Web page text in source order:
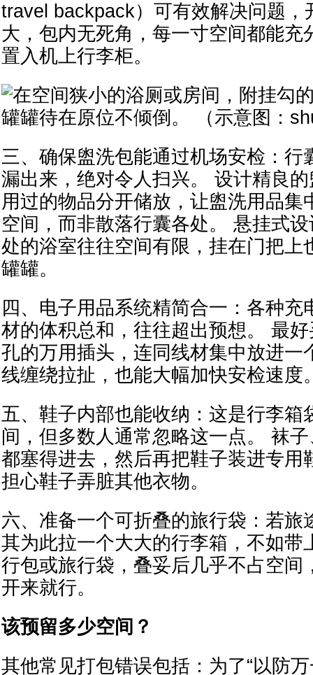
travel backpack）可有效解决问题，
大，包内无死角，每一寸空间都能充
置入机上行李柜。
三、确保盥洗包能通过机场安检：行
漏出来，绝对令人扫兴。 设计精良
用过的物品分开储放，让盥洗用品集
空间，而非散落行囊各处。 悬挂式
处的浴室往往空间有限，挂在门把上
罐罐。
四、电子用品系统精简合一：各种充
材的体积总和，往往超出预想。 最
孔的万用插头，连同线材集中放进一
线缠绕拉扯，也能大幅加快安检速度
五、鞋子内部也能收纳：这是行李箱
间，但多数人通常忽略这一点。 袜
都塞得进去，然后再把鞋子装进专用
担心鞋子弄脏其他衣物。
六、准备一个可折叠的旅行袋：若旅
其为此拉一个大大的行李箱，不如带
行包或旅行袋，叠妥后几乎不占空间
开来就行。
该预留多少空间？
其他常见打包错误包括：为了“以防